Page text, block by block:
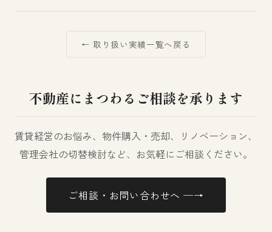
← 取り扱い実績一覧へ戻る
不動産にまつわるご相談を承ります
賃貸経営のお悩み、物件購入・売却、リノベーション、
管理会社の切替検討など、お気軽にご相談ください。
ご相談・お問い合わせへ ─→